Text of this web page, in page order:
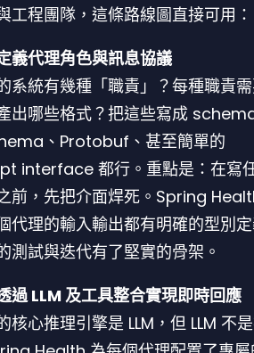
工程團隊，這條路線圖直接可用：
義代理角色與訊息協議
系統有幾種「職責」？每種職責
出哪些格式？把這些寫成
、Protobuf、甚至簡單的
interface 都行。重點是：在寫
前，先把介面焊死。Spring
代理的輸入輸出都有明確的型別
測試與迭代有了堅實的骨架。
過 LLM 及工具整合實現即時回應
核心推理引擎是 LLM，但 LLM 不